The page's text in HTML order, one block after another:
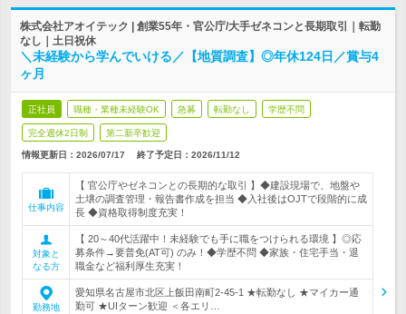
株式会社アオイテック | 創業55年・官公庁/大手ゼネコンと長期取引｜転勤
なし｜土日祝休
＼未経験から学んでいける／【地質調査】◎年休124日／賞与4
ヶ月
正社員 職種・業種未経験OK 急募 転勤なし 学歴不問
完全週休2日制 第二新卒歓迎
情報更新日：2026/07/17 終了予定日： 2026/11/12
仕事内容
【 官公庁やゼネコンとの長期的な取引 】◆建設現場で、地盤や
土壌の調査管理・報告書作成を担当 ◆入社後はOJTで段階的に成
長 ◆資格取得制度充実！
対象と
なる方
【 20～40代活躍中！未経験でも手に職をつけられる環境 】◎応
募条件→要普免(AT可) のみ！◆学歴不問 ◆家族・住宅手当・退
職金など福利厚生充実！
勤務地
愛知県名古屋市北区上飯田南町2-45-1 ★転勤なし ★マイカー通
勤可 ★UIターン歓迎 ＜各エリ…